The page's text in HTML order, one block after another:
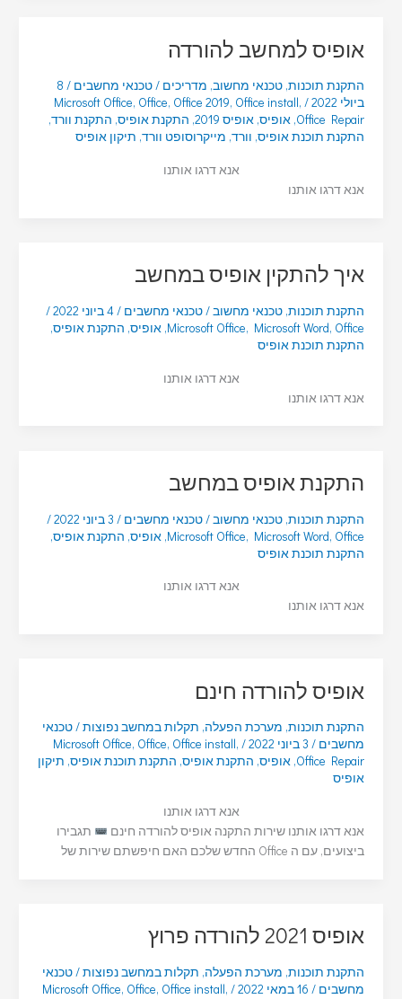
אופיס למחשב להורדה
התקנת תוכנות, טכנאי מחשוב, מדריכים /טכנאי מחשבים /
8
ביולי 2022
/
Microsoft Office, Office, Office 2019, Office install,
Office Repair
, אופיס, אופיס 2019 , התקנת אופיס, התקנת וורד,
התקנת תוכנת אופיס, וורד, מייקרוסופט וורד, תיקון אופיס
אנא דרגו אותנו
אנא דרגו אותנו
איך להתקין אופיס במחשב
התקנת תוכנות, טכנאי מחשוב/טכנאי מחשבים /4 ביוני 2022
/
Microsoft Office, Microsoft Word, Office
, אופיס, התקנת אופיס,
התקנת תוכנת אופיס
אנא דרגו אותנו
אנא דרגו אותנו
התקנת אופיס במחשב
התקנת תוכנות, טכנאי מחשוב/טכנאי מחשבים / 3 ביוני 2022
/
Microsoft Office, Microsoft Word, Office
, אופיס, התקנת אופיס,
התקנת תוכנת אופיס
אנא דרגו אותנו
אנא דרגו אותנו
אופיס להורדה חינם
התקנת תוכנות, מערכת הפעלה, תקלות במחשב נפוצות/טכנאי
מחשבים / 3 ביוני 2022 /
Microsoft Office, Office, Office install,
Office Repair
, אופיס, התקנת אופיס, התקנת תוכנת אופיס, תיקון
אופיס
אנא דרגו אותנו
אנא דרגו אותנו שירות התקנה אופיס להורדה חינם
תגבירו
ביצועים, עם ה Office החדש שלכם האם חיפשתם שירות של
אופיס 2021 להורדה פרוץ
התקנת תוכנות, מערכת הפעלה, תקלות במחשב נפוצות/טכנאי
מחשבים / 16 במאי 2022 /
Microsoft Office, Office, Office install,